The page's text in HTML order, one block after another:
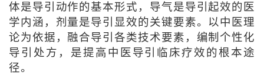
体是导引动作的基本形式，导气是导引起效的医
学内涵，剂量是导引显效的关键要素。以中医理
论为依据，融合导引各类技术要素，编制个性化
导引处方，是提高中医导引临床疗效的根本途
径。